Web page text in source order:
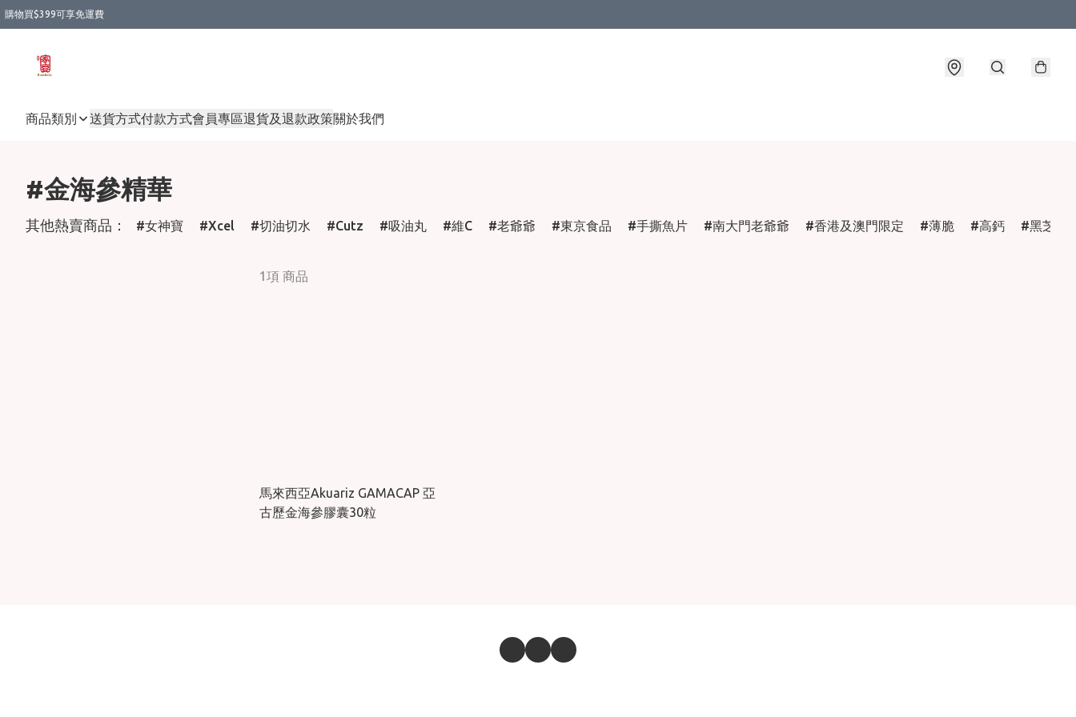
購物買$399可享免運費
商品類別 送貨方式付款方式會員專區退貨及退款政策關於我們
#金海參精華
其他熱賣商品： 女神寶 Xcel 切油切水 Cutz 吸油丸 維C 老爺爺 東京食品 手撕魚片 南大門老爺爺 香港及澳門限定 薄脆 高鈣 黑芝麻
1項 商品
馬來西亞Akuariz GAMACAP 亞
古歷金海參膠囊30粒